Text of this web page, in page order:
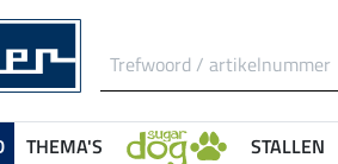
THEMA'S STALLEN